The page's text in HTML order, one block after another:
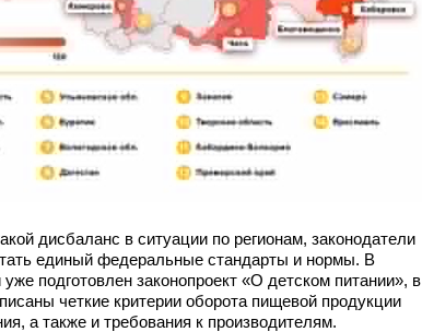
дисбаланс в ситуации по регионам, законодатели
единый федеральные стандарты и нормы. В
подготовлен законопроект «О детском питании», в
четкие критерии оборота пищевой продукции
а также и требования к производителям.